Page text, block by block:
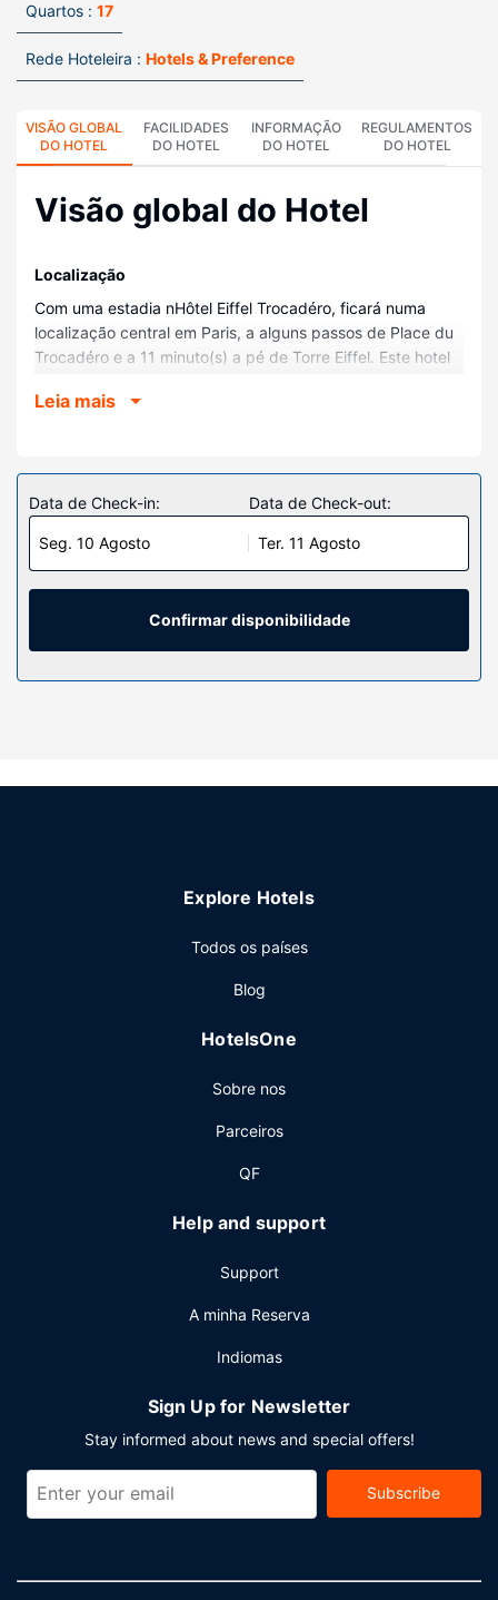
Quartos : 17
Rede Hoteleira : Hotels & Preference
VISÃO GLOBAL
DO HOTEL
FACILIDADES
DO HOTEL
INFORMAÇÃO
DO HOTEL
REGULAMENTOS
DO HOTEL
Visão global do Hotel
Localização
Com uma estadia nHôtel Eiffel Trocadéro, ficará numa
localização central em Paris, a alguns passos de Place du
Trocadéro e a 11 minuto(s) a pé de Torre Eiffel. Este hotel
de Champs-Élysées.
Sinta-se em casa num dos 17 quartos com decoração
personalizada, com um minibar e um televisor de ecrã
plano. O acesso à internet sem fios permite-lhe estar
sempre contactável. Ao final do dia, assista a uma seleção
de canais via satélite. As casas de banho privativas
dispõem de uma banheira ou um polibã, secadores de
cabelo e roupões. As comodidades incluem ainda telefone,
Serviço do hotel
se Wi-fi grátis, serviços de concierge e um salão de
restaurante especializado em cozinha francesa que serve
seus aposentos, dê uma vista de olhos pelo menu do
refrescante no bar/lounge. O hotel serve pequenos-
As principais comodidades incluem um business center
limpeza a seco. Entre os espaços para eventos deste hotel
contam-se uma zona para conferências e salas de
Leia mais
Data de Check-in:
Seg. 10 Agosto
Data de Check-out:
Ter. 11 Agosto
Confirmar disponibilidade
Explore Hotels
Todos os países
Blog
HotelsOne
Sobre nos
Parceiros
QF
Help and support
Support
A minha Reserva
Indiomas
Sign Up for Newsletter
Stay informed about news and special offers!
Subscribe